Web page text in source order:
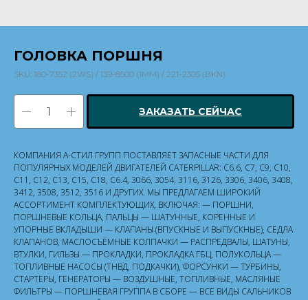
ГОЛОВКА ПОРШНЯ
SKU: 180-7352 (2WS) / 139-8500 (1MM) / 221-2305 (BKN)
ЗАКАЗАТЬ СЕЙЧАС
КОМПАНИЯ А-СТИЛ ГРУПП ПОСТАВЛЯЕТ ЗАПАСНЫЕ ЧАСТИ ДЛЯ
ПОПУЛЯРНЫХ МОДЕЛЕЙ ДВИГАТЕЛЕЙ CATERPILLAR: C6.6, C7, C9, C10,
C11, C12, C13, C15, C18, C6.4, 3066, 3054, 3116, 3126, 3306, 3406, 3408,
3412, 3508, 3512, 3516 И ДРУГИХ. МЫ ПРЕДЛАГАЕМ ШИРОКИЙ
АССОРТИМЕНТ КОМПЛЕКТУЮЩИХ, ВКЛЮЧАЯ: — ПОРШНИ,
ПОРШНЕВЫЕ КОЛЬЦА, ПАЛЬЦЫ — ШАТУННЫЕ, КОРЕННЫЕ И
УПОРНЫЕ ВКЛАДЫШИ — КЛАПАНЫ (ВПУСКНЫЕ И ВЫПУСКНЫЕ), СЕДЛА
КЛАПАНОВ, МАСЛОСЪЁМНЫЕ КОЛПАЧКИ — РАСПРЕДВАЛЫ, ШАТУНЫ,
ВТУЛКИ, ГИЛЬЗЫ — ПРОКЛАДКИ, ПРОКЛАДКА ГБЦ, ПОЛУКОЛЬЦА —
ТОПЛИВНЫЕ НАСОСЫ (ТНВД, ПОДКАЧКИ), ФОРСУНКИ — ТУРБИНЫ,
СТАРТЕРЫ, ГЕНЕРАТОРЫ — ВОЗДУШНЫЕ, ТОПЛИВНЫЕ, МАСЛЯНЫЕ
ФИЛЬТРЫ — ПОРШНЕВАЯ ГРУППА В СБОРЕ — ВСЕ ВИДЫ САЛЬНИКОВ